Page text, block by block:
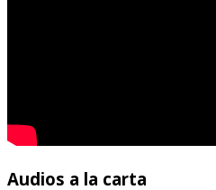
Audios a la carta